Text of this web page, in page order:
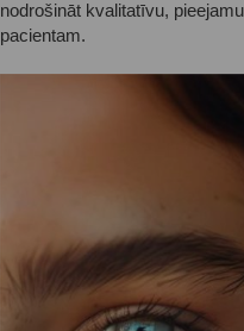
nodrošināt kvalitatīvu,
pacientam.